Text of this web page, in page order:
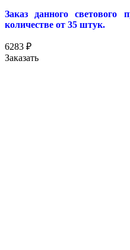
Заказ данного светового
количестве от 35 штук.
6283 ₽
Заказать